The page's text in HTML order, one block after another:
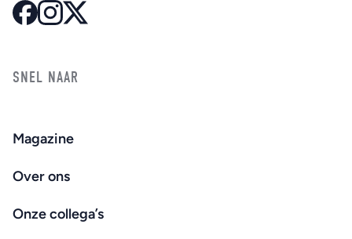
SNEL NAAR
Magazine
Over ons
Onze collega’s